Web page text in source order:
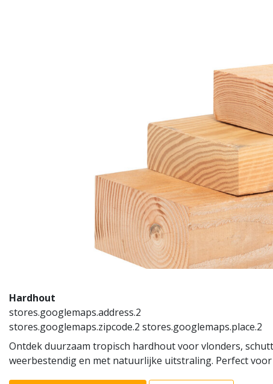
Hardhout
stores.googlemaps.address.2
stores.googlemaps.zipcode.2 stores.googlemaps.place.2
Ontdek duurzaam tropisch hardhout voor vlonders,
weerbestendig en met natuurlijke uitstraling. Perfect